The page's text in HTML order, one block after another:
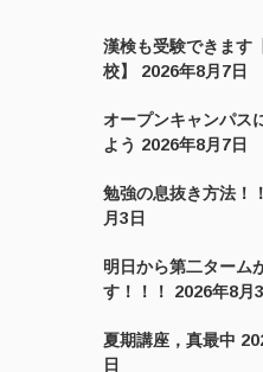
漢検も受験できます
校】
2026年8月7日
オープンキャンパス
よう 2026年8月7日
勉強の息抜き方法！！
月3日
明日から第二ターム
す！！！
2026年8月
夏期講座，真最中
日